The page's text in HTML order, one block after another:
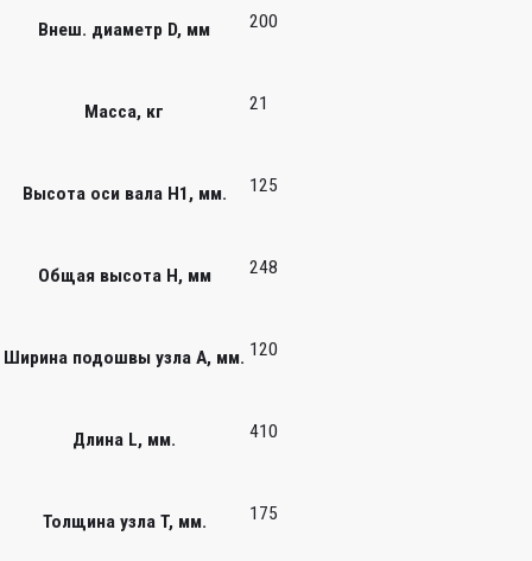
Внеш. диаметр D, мм 200
Масса, кг 21
Высота оси вала H1, мм. 125
Общая высота H, мм 248
Ширина подошвы узла А, мм. 120
Длина L, мм. 410
Толщина узла T, мм. 175